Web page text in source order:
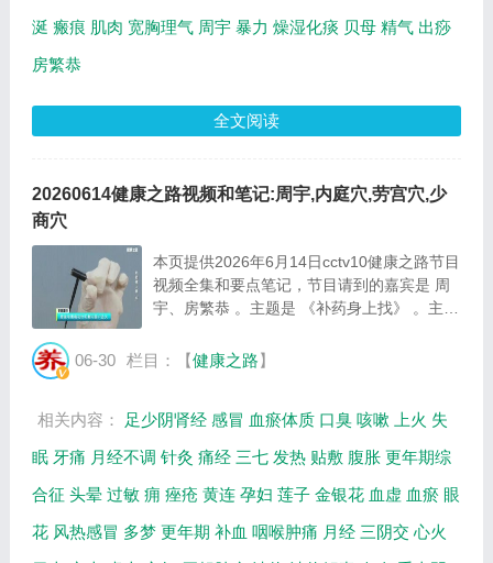
涎 瘢痕 肌肉 宽胸理气 周宇 暴力 燥湿化痰 贝母 精气 出痧
房繁恭
全文阅读
20260614健康之路视频和笔记:周宇,内庭穴,劳宫穴,少
商穴
本页提供2026年6月14日cctv10健康之路节目
视频全集和要点笔记，节目请到的嘉宾是 周
宇、房繁恭 。主题是 《补药身上找》 。主要
百年养生网提供视频全集的在线观看和主要内
06-30 栏目：【健康之路】
相关内容： 足少阴肾经 感冒 血瘀体质 口臭 咳嗽 上火 失
眠 牙痛 月经不调 针灸 痛经 三七 发热 贴敷 腹胀 更年期综
合征 头晕 过敏 痈 痤疮 黄连 孕妇 莲子 金银花 血虚 血瘀 眼
花 风热感冒 多梦 更年期 补血 咽喉肿痛 月经 三阴交 心火